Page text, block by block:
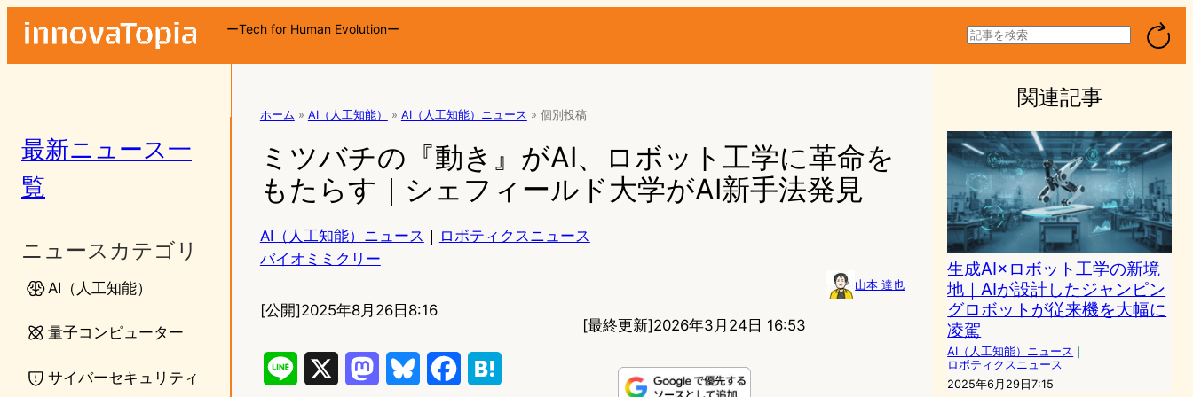
ーTech for Human Evolutionー
検
索
最新ニュース一
覧
ニュースカテゴリ
AI（人工知能）
量子コンピューター
サイバーセキュリティ
ホーム » AI（人工知能） » AI（人工知能）ニュース » 個別投稿
ミツバチの『動き』がAI、ロボット工学に革命を
もたらす｜シェフィールド大学がAI新手法発見
AI（人工知能）ニュース ｜ ロボティクスニュース
バイオミミクリー
山本 達也
[公開]2025年8月26日8:16
[最終更新]2026年3月24日 16:53
関連記事
生成AI×ロボット工学の新境
地｜AIが設計したジャンピン
グロボットが従来機を大幅に
凌駕
AI（人工知能）ニュース ｜
ロボティクスニュース
2025年6月29日7:15